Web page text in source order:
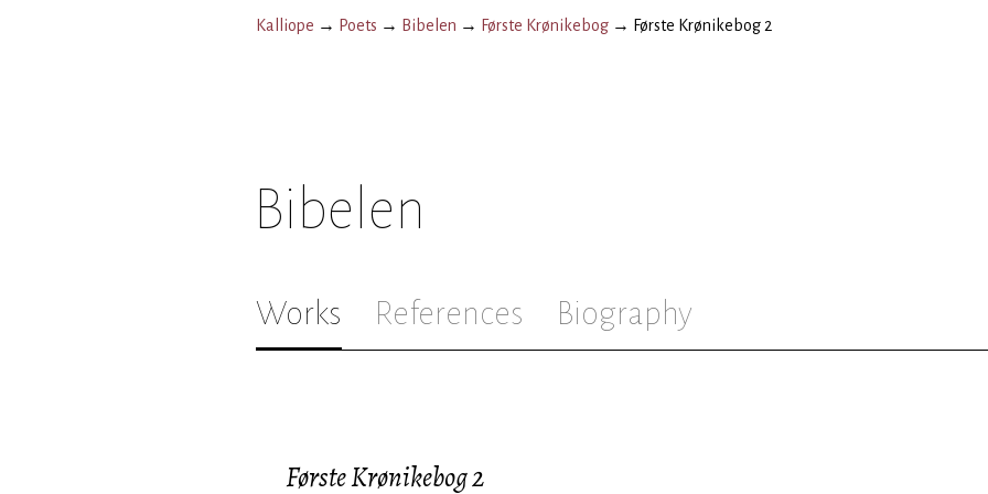
Kalliope → Poets → Bibelen → Første Krønikebog → Første Krønikebog 2
Bibelen
Works References Biography
Første Krønikebog 2